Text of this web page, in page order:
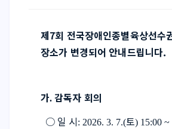
제7회 전국장애인종별육상선수
장소가 변경되어 안내드립니다.
가. 감독자 회의
○ 일 시: 2026. 3. 7.(토) 15:00 ~